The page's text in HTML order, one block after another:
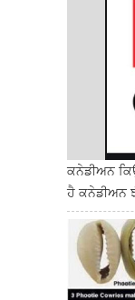
ਕਨੇਡੀਅਨ
ਹੈ ਕਨੇਡੀਅਨ